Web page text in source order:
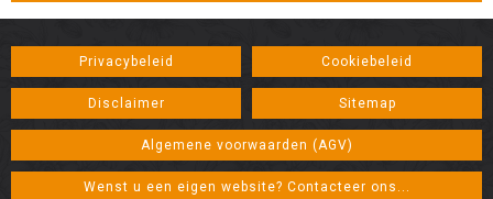
Privacybeleid Cookiebeleid
Disclaimer Sitemap
Algemene voorwaarden (AGV)
Wenst u een eigen website? Contacteer ons...